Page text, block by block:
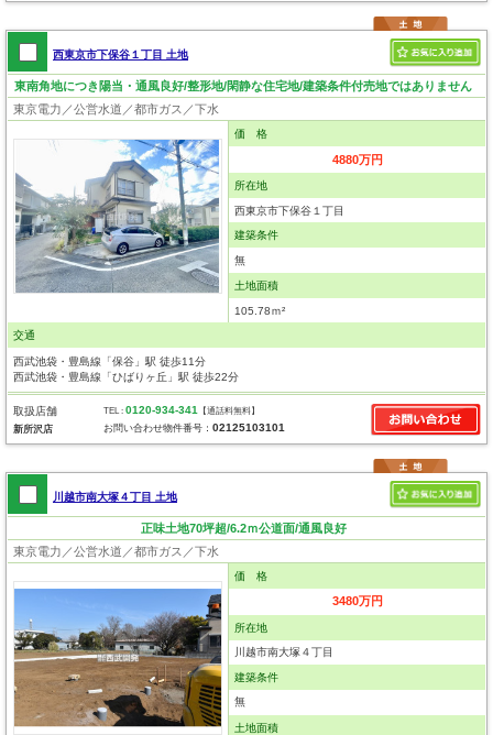
西東京市下保谷１丁目 土地
東南角地につき陽当・通風良好/整形地/閑静な住宅地/建築条件付売地ではありません
東京電力／公営水道／都市ガス／下水
価 格
4880万円
所在地
西東京市下保谷１丁目
建築条件
無
土地面積
105.78ｍ²
交通
西武池袋・豊島線「保谷」駅 徒歩11分
西武池袋・豊島線「ひばりヶ丘」駅 徒歩22分
取扱店舗
新所沢店
TEL :0120-934-341 【通話料無料】
お問い合わせ物件番号：02125103101
川越市南大塚４丁目 土地
正味土地70坪超/6.2ｍ公道面/通風良好
東京電力／公営水道／都市ガス／下水
価 格
3480万円
所在地
川越市南大塚４丁目
建築条件
無
土地面積